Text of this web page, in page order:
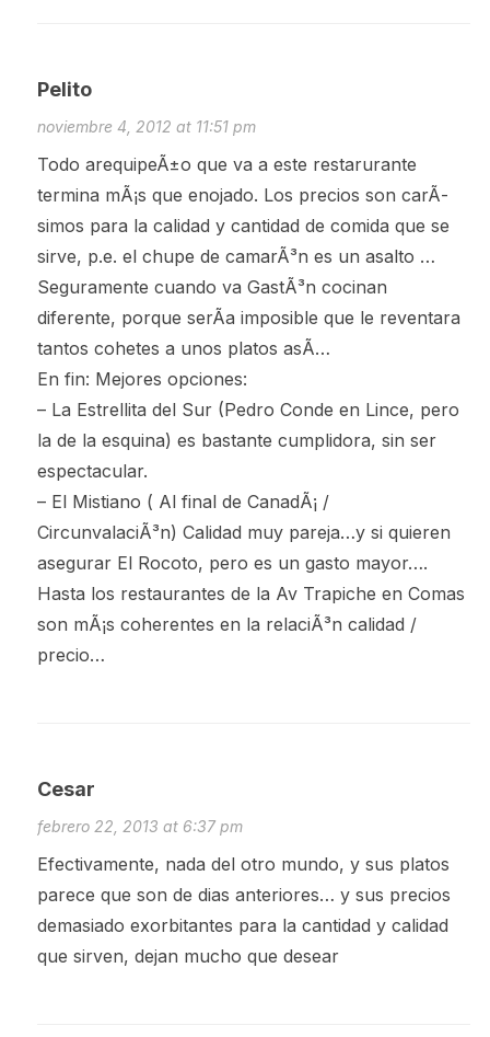
Pelito
noviembre 4, 2012 at 11:51 pm
Todo arequipeÃ±o que va a este restarurante
termina mÃ¡s que enojado. Los precios son carÃ­
simos para la calidad y cantidad de comida que se
sirve, p.e. el chupe de camarÃ³n es un asalto …
Seguramente cuando va GastÃ³n cocinan
diferente, porque serÃ­a imposible que le reventara
tantos cohetes a unos platos asÃ­…
En fin: Mejores opciones:
– La Estrellita del Sur (Pedro Conde en Lince, pero
la de la esquina) es bastante cumplidora, sin ser
espectacular.
– El Mistiano ( Al final de CanadÃ¡ /
CircunvalaciÃ³n) Calidad muy pareja…y si quieren
asegurar El Rocoto, pero es un gasto mayor….
Hasta los restaurantes de la Av Trapiche en Comas
son mÃ¡s coherentes en la relaciÃ³n calidad /
precio…
Cesar
febrero 22, 2013 at 6:37 pm
Efectivamente, nada del otro mundo, y sus platos
parece que son de dias anteriores… y sus precios
demasiado exorbitantes para la cantidad y calidad
que sirven, dejan mucho que desear